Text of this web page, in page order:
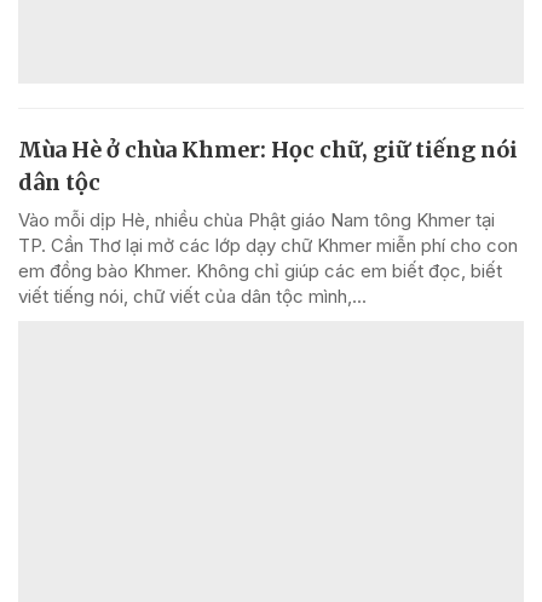
Mùa Hè ở chùa Khmer: Học chữ, giữ tiếng nói
dân tộc
Vào mỗi dịp Hè, nhiều chùa Phật giáo Nam tông Khmer tại
TP. Cần Thơ lại mở các lớp dạy chữ Khmer miễn phí cho con
em đồng bào Khmer. Không chỉ giúp các em biết đọc, biết
viết tiếng nói, chữ viết của dân tộc mình,...